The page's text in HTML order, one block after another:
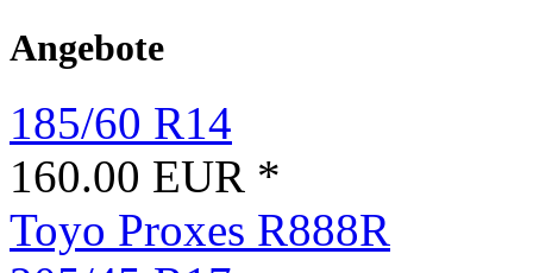
Angebote
185/60 R14
160.00 EUR *
Toyo Proxes R888R